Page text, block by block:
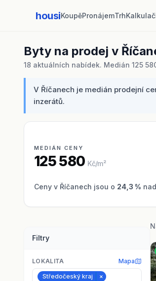
housiKoupěPronájemTrh
Byty na prodej v
18 aktuálních nabídek. Medián 125
V Říčanech je medián prodejní
inzerátů.
MEDIÁN CENY
125 580 Kč/m²
Ceny v Říčanech jsou o 24,3 %
Filtry
LOKALITA Mapa
Středočeský kraj
×